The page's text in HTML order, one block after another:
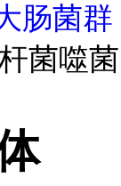
肠菌群
菌噬菌